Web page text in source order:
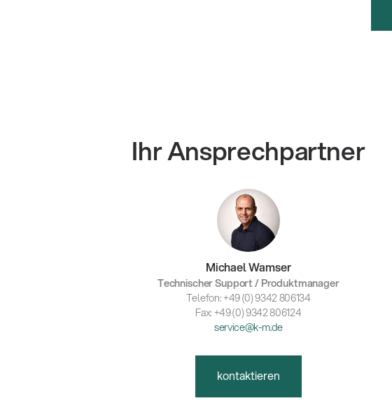
Ihr Ansprechpartner
Michael Wamser
Technischer Support / Produktmanager
Telefon: +49 (0) 9342 806134
Fax: +49 (0) 9342 806124
service@k-m.de
kontaktieren